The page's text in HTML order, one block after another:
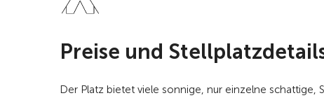
Preise und
Der Platz bietet viele sonnige, nur einzelne schattige,